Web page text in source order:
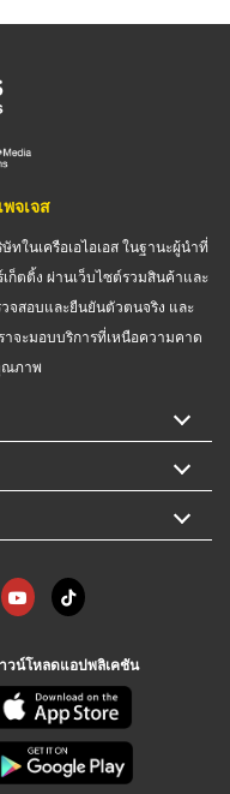
จเจส
ในเครือเอไอเอส ในฐานะผู้นำที่
ตติ้ง ผ่านเว็บไซต์รวมสินค้าและ
จสอบและยืนยันตัวตนจริง และ
จะมอบบริการที่เหนือความคาด
ณภาพ
วน์โหลดแอปพลิเคชัน